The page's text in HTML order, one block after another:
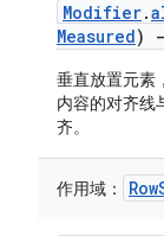
Modifier.
Measured)
垂直放置元素
内容的对齐线
齐。
作用域：